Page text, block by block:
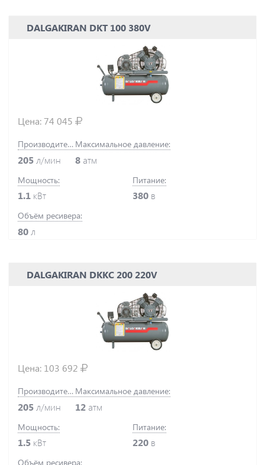
DALGAKIRAN DKT 100 380V
Цена:74 045
Производительность:
205 л/мин
Максимальное давление:
8 атм
Мощность:
1.1 кВт
Питание:
380 в
Объём ресивера:
80 л
DALGAKIRAN DKKC 200 220V
Цена: 103 692
Производительность:
205 л/мин
Максимальное давление:
12 атм
Мощность:
1.5 кВт
Питание:
220 в
Объём ресивера: